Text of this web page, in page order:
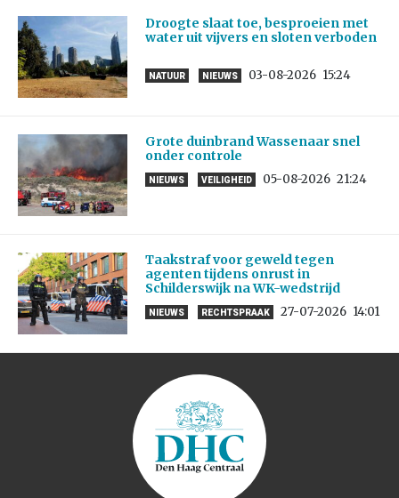
Droogte slaat toe, besproeien met
water uit vijvers en sloten verboden
NATUUR NIEUWS 03-08-2026 15:24
Grote duinbrand Wassenaar snel
onder controle
NIEUWS VEILIGHEID 05-08-2026 21:24
Taakstraf voor geweld tegen
agenten tijdens onrust in
Schilderswijk na WK-wedstrijd
NIEUWS RECHTSPRAAK 27-07-2026 14:01